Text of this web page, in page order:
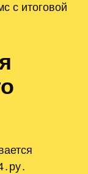
с итоговой